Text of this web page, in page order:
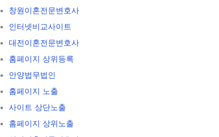
창원이혼전문변호사
인터넷비교사이트
대전이혼전문변호사
홈페이지 상위등록
안양법무법인
홈페이지 노출
사이트 상단노출
홈페이지 상위노출